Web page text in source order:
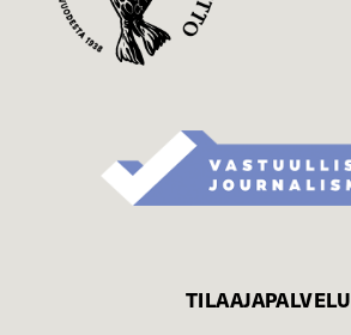
TILAAJAPALVELU